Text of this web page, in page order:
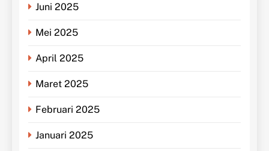
Juni 2025
Mei 2025
April 2025
Maret 2025
Februari 2025
Januari 2025